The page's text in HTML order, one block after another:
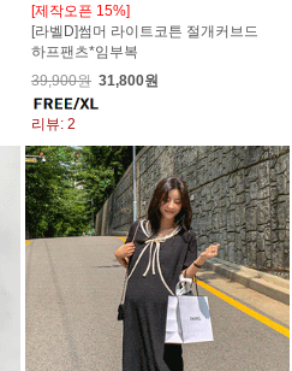
[제작오픈 15%]
[라벨D]썸머 라이트코튼 절개커브드
하프팬츠*임부복
39,900원 31,800원
리뷰: 2